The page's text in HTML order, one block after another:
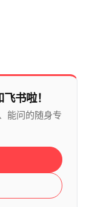
书啦！
能问的随身专